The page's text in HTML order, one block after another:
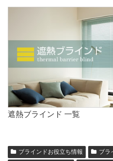
遮熱ブラインド 一覧
ブラインドお役立ち情報
ブラ